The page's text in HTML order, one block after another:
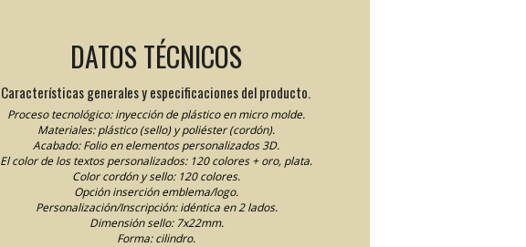
DATOS TÉCNICOS
Características generales y especificaciones del producto.
Proceso tecnológico: inyección de plástico en micro molde.
Materiales: plástico (sello) y poliéster (cordón).
Acabado: Folio en elementos personalizados 3D.
El color de los textos personalizados: 120 colores + oro, plata.
Color cordón y sello: 120 colores.
Opción inserción emblema/logo.
Personalización/Inscripción: idéntica en 2 lados.
Dimensión sello: 7x22mm.
Forma: cilindro.